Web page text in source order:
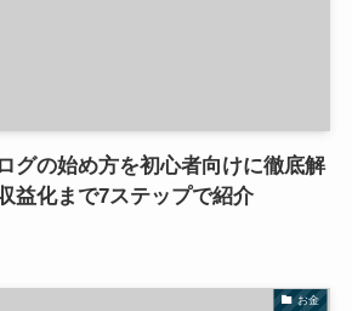
グの始め方を初心者向けに徹底解
益化まで7ステップで紹介
お金